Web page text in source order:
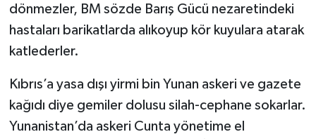
dönmezler, BM sözde Barış Gücü nezaretindeki
hastaları barikatlarda alıkoyup kör kuyulara atarak
katlederler.
Kıbrıs’a yasa dışı yirmi bin Yunan askeri ve gazete
kağıdı diye gemiler dolusu silah-cephane sokarlar.
Yunanistan’da askeri Cunta yönetime el